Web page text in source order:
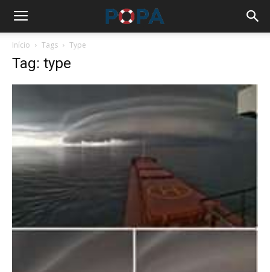
Início Tags Type
Tag: type